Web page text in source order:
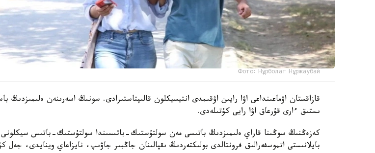
Фото: Нұрболат Нұржаубай
قازاقستان اۋماعىنداعى اۋا رايىن اۋقىمدى انتيسيكلون قالىپتاستىرادى. سونىڭ اسەرىنەن ەلىمىزدىڭ
ىستىق ءارى قۇرعاق اۋا رايى كۇتىلەدى.
كەزەڭنىڭ سوڭىنا قاراي ەلىمىزدىڭ باتىسى مەن سولتۇستىك-باتىسىندا سولتۇستىك-باتىس
بايلانىستى اتموسفەرالىق فرونتالدى بولىكتەردىڭ ىقپالىنان جاڭبىر جاۋىپ، نايزاعاي وينايدى، جەل